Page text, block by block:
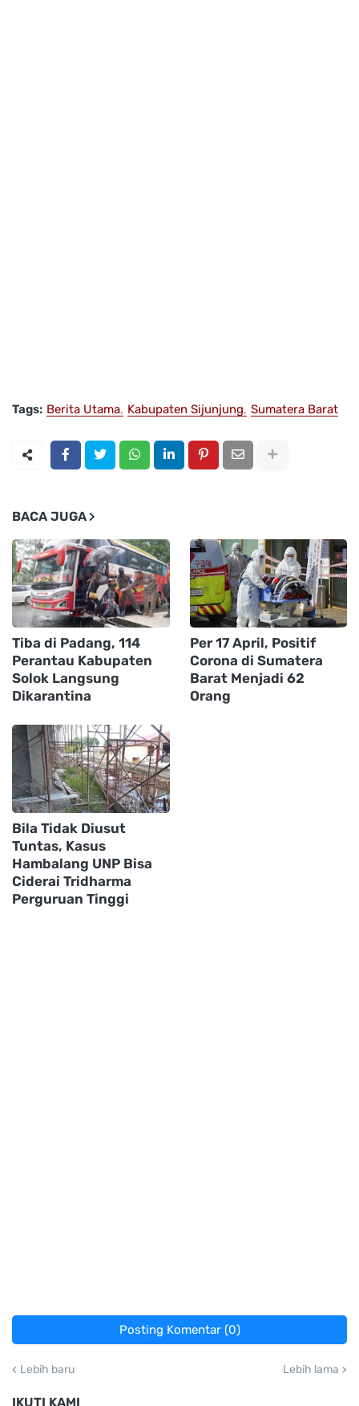
Tags: Berita Utama Kabupaten Sijunjung Sumatera Barat
BACA JUGA
Tiba di Padang, 114
Perantau Kabupaten
Solok Langsung
Dikarantina
Per 17 April, Positif
Corona di Sumatera
Barat Menjadi 62
Orang
Bila Tidak Diusut
Tuntas, Kasus
Hambalang UNP Bisa
Ciderai Tridharma
Perguruan Tinggi
Posting Komentar (0)
Lebih baru Lebih lama
IKUTI KAMI